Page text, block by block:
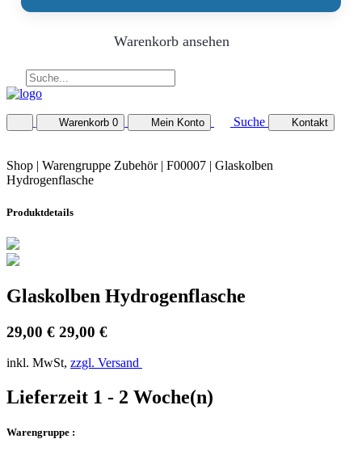
Warenkorb ansehen
Warenkorb 0 Mein Konto Suche Kontakt
Shop | Warengruppe Zubehör | F00007 | Glaskolben
Hydrogenflasche
Produktdetails
Glaskolben Hydrogenflasche
29,00 € 29,00 €
inkl. MwSt, zzgl. Versand
Lieferzeit 1 - 2 Woche(n)
Warengruppe :